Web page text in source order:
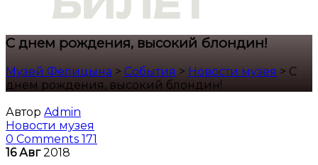
С днем рождения, высокий блондин!
Музей Фелицына > События > Новости музея > С
днем рождения, высокий блондин!
Автор Admin
Новости музея
0 Comments 171
16 Авг2018